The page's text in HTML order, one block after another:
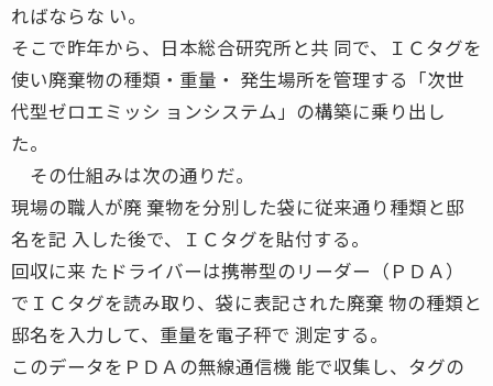
ればならな い。
そこで昨年から、日本総合研究所と共 同で、ＩＣタグを
使い廃棄物の種類・重量・ 発生場所を管理する「次世
代型ゼロエミッシ ョンシステム」の構築に乗り出し
た。
その仕組みは次の通りだ。
現場の職人が廃 棄物を分別した袋に従来通り種類と邸
名を記 入した後で、ＩＣタグを貼付する。
回収に来 たドライバーは携帯型のリーダー（ＰＤＡ）
でＩＣタグを読み取り、袋に表記された廃棄 物の種類と
邸名を入力して、重量を電子秤で 測定する。
このデータをＰＤＡの無線通信機 能で収集し、タグの